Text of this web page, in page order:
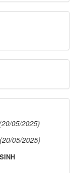
(20/05/2025)
(20/05/2025)